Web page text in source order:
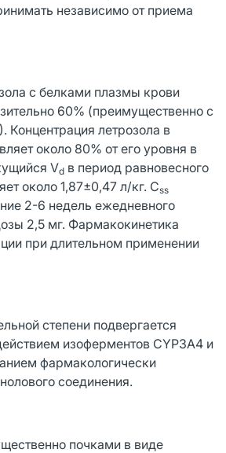
независимо от приема
с белками плазмы крови
60% (преимущественно с
Концентрация летрозола в
около 80% от его уровня в
Vd в период равновесного
около 1,87±0,47 л/кг. Css
2-6 недель ежедневного
2,5 мг. Фармакокинетика
при длительном применении
степени подвергается
изоферментов CYP3A4 и
фармакологически
соединения.
почками в виде